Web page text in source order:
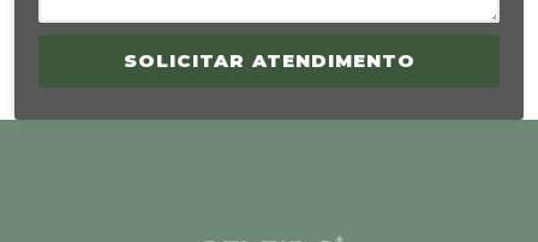
SOLICITAR ATENDIMENTO